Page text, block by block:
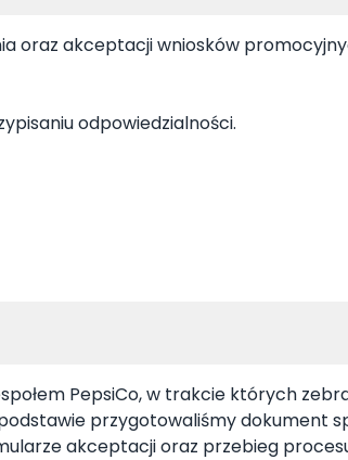
oraz akceptacji wniosków
odpowiedzialności.
PepsiCo, w trakcie których
przygotowaliśmy dokument
akceptacji oraz przebieg